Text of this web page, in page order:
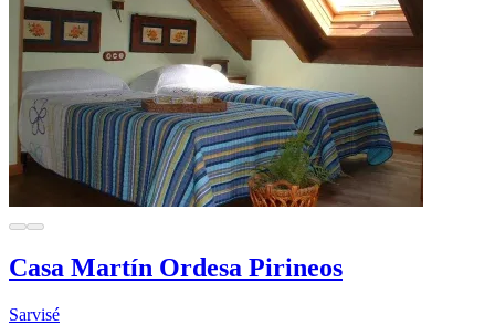
Casa Martín Ordesa Pirineos
Sarvisé